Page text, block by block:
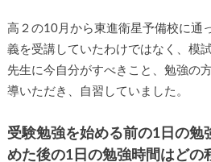
高２の10月から東進衛星予備校に通
義を受講していたわけではなく、模
先生に今自分がすべきこと、勉強の
導いただき、自習していました。
受験勉強を始める前の1日の
めた後の1日の勉強時間はどの